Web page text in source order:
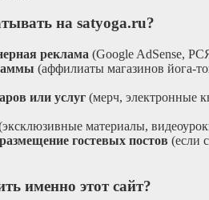
на satyoga.ru?
реклама (Google AdSense,
(аффилиаты магазинов йога-
или услуг (мерч, электронные
материалы,
гостевых постов (если
именно этот сайт?